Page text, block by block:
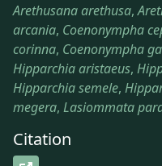
Arethusana arethusa,
arcania, Coenonympha
corinna, Coenonympha
Hipparchia aristaeus,
Hipparchia semele,
megera, Lasiommata
Citation